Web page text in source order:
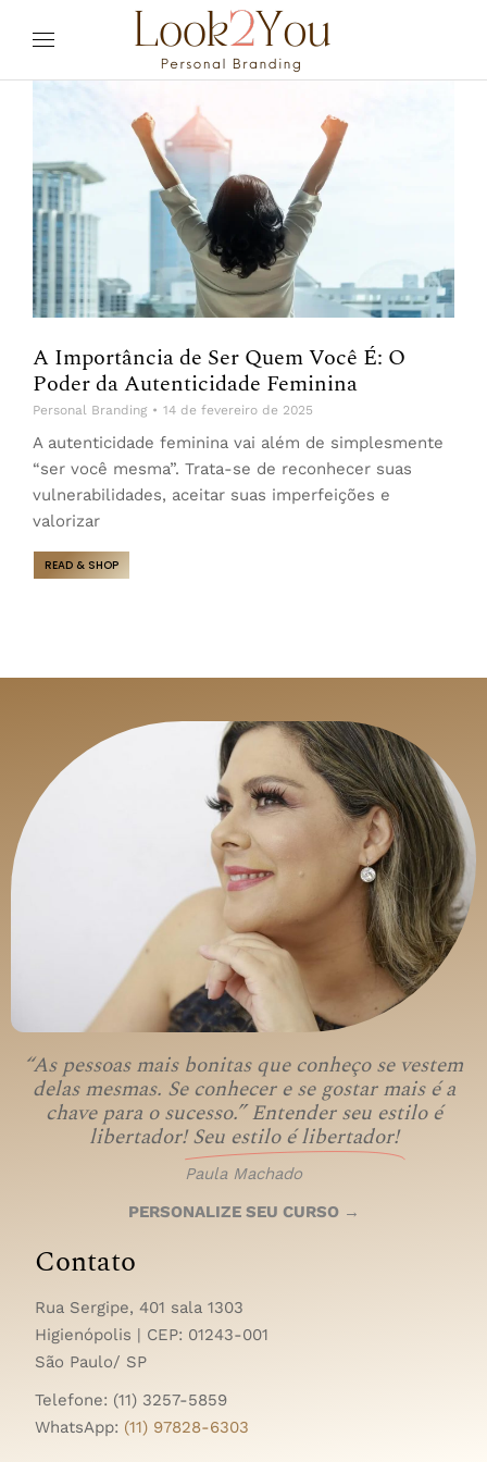
A Importância de Ser Quem Você É: O
Poder da Autenticidade Feminina
Personal Branding 14 de fevereiro de 2025
A autenticidade feminina vai além de simplesmente
“ser você mesma”. Trata-se de reconhecer suas
vulnerabilidades, aceitar suas imperfeições e
valorizar
READ & SHOP
“As pessoas mais bonitas que conheço se vestem
delas mesmas. Se conhecer e se gostar mais é a
chave para o sucesso.” Entender seu estilo é
libertador! Seu estilo é libertador!
Paula Machado
PERSONALIZE SEU CURSO →
Contato
Rua Sergipe, 401 sala 1303
Higienópolis | CEP: 01243-001
São Paulo/ SP
Telefone: (11) 3257-5859
WhatsApp: (11) 97828-6303